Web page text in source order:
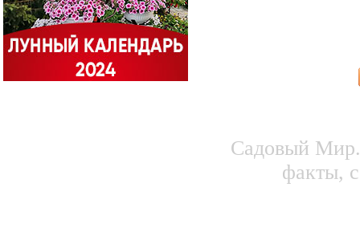
Садовый Мир.
факты,